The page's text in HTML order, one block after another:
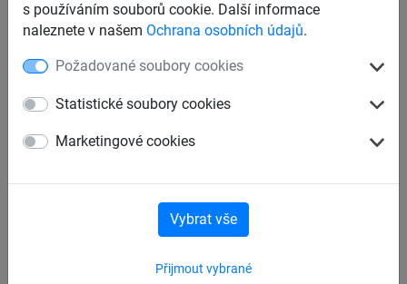
s používáním souborů cookie. Další informace
naleznete v našem Ochrana osobních údajů.
Požadované soubory cookies
Statistické soubory cookies
Marketingové cookies
Přijmout vybrané
Vybrat vše
Dětská lanová hřiště Závěsné houpací sítě
"Chill Out" XXL Ptačí hnízdo